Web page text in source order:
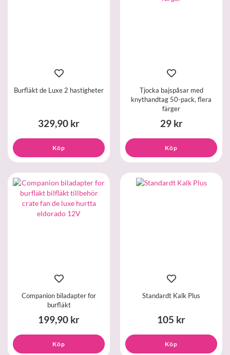
Burfläkt de Luxe 2 hastigheter
329,90 kr
Köp
Tjocka bajspåsar med
knythandtag 50-pack, flera
färger
29 kr
Köp
Companion biladapter for
burfläkt
199,90 kr
Köp
Standardt Kalk Plus
105 kr
Köp